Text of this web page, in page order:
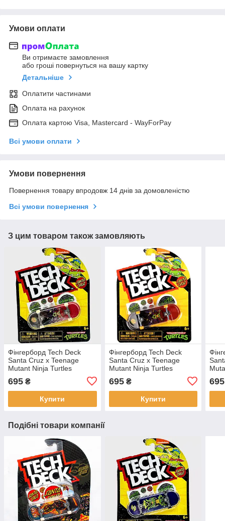
Умови оплати
Ви отримаєте замовлення
або гроші повернуться на вашу картку
Детальніше
Оплатити частинами
Оплата на рахунок
Оплата картою Visa, Mastercard - WayForPay
Всі умови оплати
Умови повернення
Повернення товару впродовж 14 днів за домовленістю
Всі умови повернення
З цим товаром також замовляють
Фінгерборд Tech Deck
Santa Cruz x Teenage
Mutant Ninja Turtles
мм
695 ₴
Купити
Фінгерборд Tech Deck
Santa Cruz x Teenage
Mutant Ninja Turtles
мм
695₴
Купити
мм
695
Подібні товари компанії